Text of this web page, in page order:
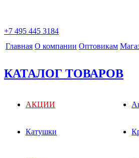
+7 495 445 3184
Главная О компании Оптовикам
КАТАЛОГ ТОВАРОВ
АКЦИИ
Катушки